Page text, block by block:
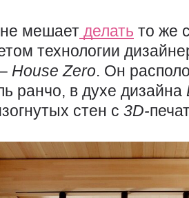
мешает делать то же
технологии
HouseZero. Он
ранчо, в духе дизайна
стен с 3D-